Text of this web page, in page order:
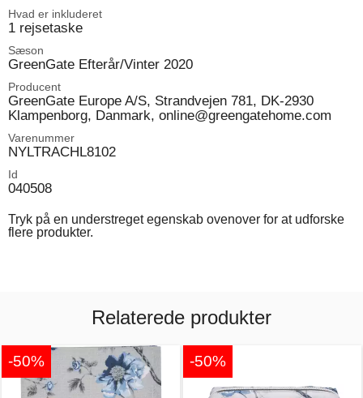
Hvad er inkluderet
1 rejsetaske
Sæson
GreenGate Efterår/Vinter 2020
Producent
GreenGate Europe A/S, Strandvejen 781, DK-2930
Klampenborg, Danmark, online@greengatehome.com
Varenummer
NYLTRACHL8102
Id
040508
Tryk på en understreget egenskab ovenover for at udforske
flere produkter.
Relaterede produkter
-50% -50%